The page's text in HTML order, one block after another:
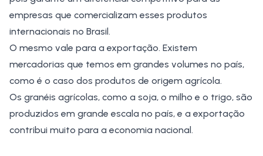
empresas que comercializam esses produtos
internacionais no Brasil.
O mesmo vale para a exportação. Existem
mercadorias que temos em grandes volumes no país,
como é o caso dos produtos de origem agrícola.
Os granéis agrícolas, como a soja, o milho e o trigo, são
produzidos em grande escala no país, e a exportação
contribui muito para a economia nacional.